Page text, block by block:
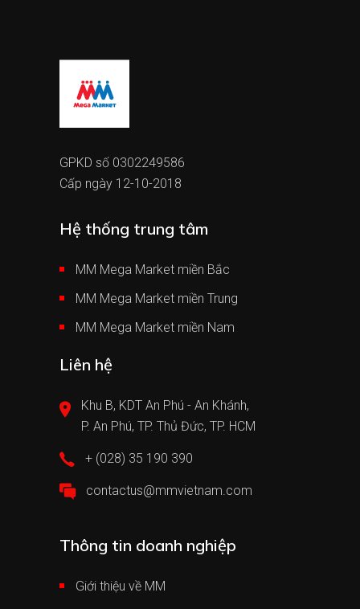
GPKD số 0302249586
Cấp ngày 12-10-2018
Hệ thống trung tâm
MM Mega Market miền Bắc
MM Mega Market miền Trung
MM Mega Market miền Nam
Liên hệ
Khu B, KDT An Phú - An Khánh,
P. An Phú, TP. Thủ Đức, TP. HCM
+ (028) 35 190 390
contactus@mmvietnam.com
Thông tin doanh nghiệp
Giới thiệu về MM